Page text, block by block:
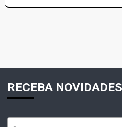
RECEBA NOVIDADES